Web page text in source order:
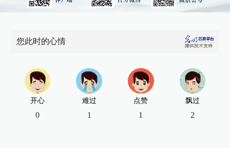
您此时的心情
开心
0
难过
1
点赞
1
飘过
2